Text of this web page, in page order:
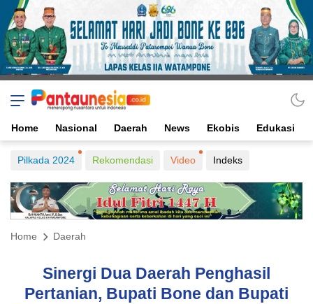
Home Nasional Daerah News Ekobis Edukasi
Pilkada 2024 Rekomendasi Video Indeks
Home Daerah
Sinergi Dua Daerah Penghasil
Pertanian, Bupati Bone dan Bupati